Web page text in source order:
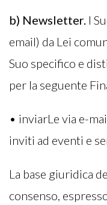
b) Newsletter. I
email) da Lei
Suo specifico e
per la seguente
• inviarLe via e-
inviti ad eventi e
La base giuridica
consenso,